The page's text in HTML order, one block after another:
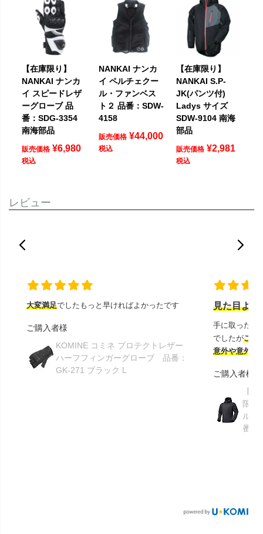
【在庫限り】
NANKAI ナンカ
イ スピードレザ
ーグローブ 品
番：SDG-3354
南海部品
販売価格 ¥6,980
税込
NANKAI ナンカ
イ ペルチェクー
ル・ファンベス
ト２ 品番：SDW-
4158
販売価格 ¥44,000
税込
【在庫限り】
NANKAI S.P-
JK(パンツ付)
Ladys サイズ
SDW-9104 南海
部品
販売価格 ¥2,981
税込
レビュー
大変満足でしたもっと早ければよかったです
ご購入者様
KOMINE コミネ プロテクトレザー
ハーフフィンガーグローブ 品番：
GK-271 ブラック L
見た目より
手に取ったと
でしたがこの
意外や意外ス
ご購入者様
限り
ルメ
番：